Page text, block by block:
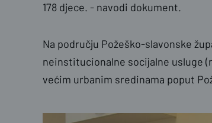
178 djece. - navodi dokument.
Na području Požeško-slavonske
neinstitucionalne socijalne usluge
većim urbanim sredinama poput